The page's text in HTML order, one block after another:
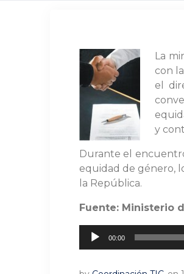
La
con
el
y
Durante el
equidad de género,
la República.
Fuente: Ministerio
Reproductor
00:00